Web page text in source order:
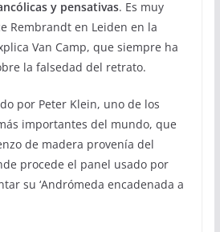
y pensativas. Es muy
Rembrandt en Leiden en la
Van Camp, que siempre ha
la falsedad del retrato.
por Peter Klein, uno de los
importantes del mundo, que
de madera provenía del
procede el panel usado por
su ‘Andrómeda encadenada a